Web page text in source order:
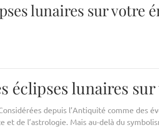
lunaires sur votre
éclipses lunaires
depuis l’Antiquité comme des
de l’astrologie. Mais au-delà du